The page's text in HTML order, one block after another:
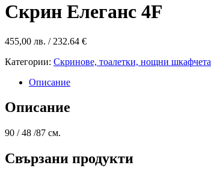
Скрин Елеганс 4F
455,00 лв. / 232.64 €
Категории: Скринове, тоалетки, нощни шкафчета
Описание
Описание
90 / 48 /87 см.
Свързани продукти